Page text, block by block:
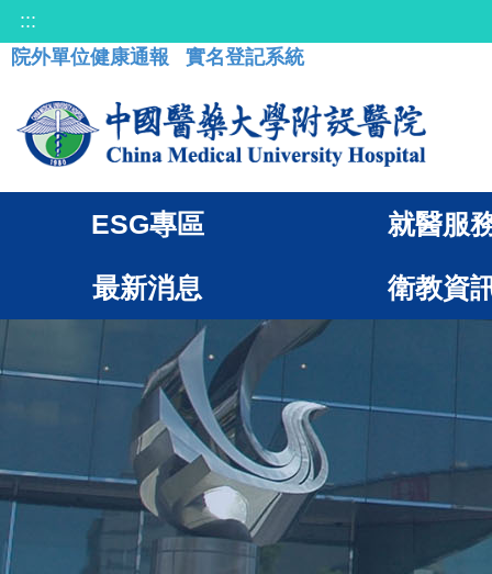
:::
院外單位健康通報
實名登記系統
ESG專區 就醫服
最新消息 衛教資